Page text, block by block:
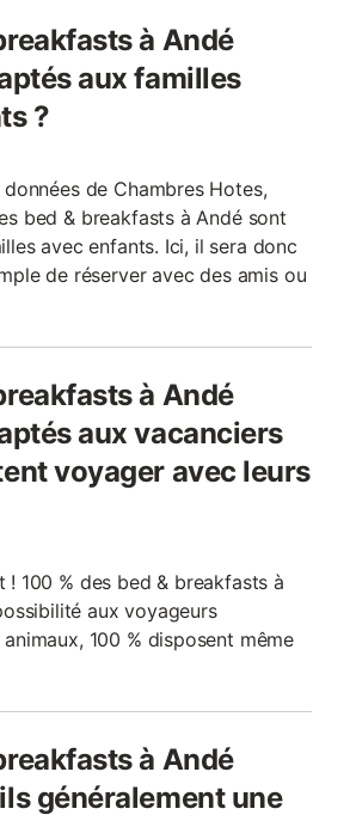
à Andé
aux familles
?
de Chambres Hotes,
bed & breakfasts à Andé sont
avec enfants. Ici, il sera donc
de réserver avec des amis ou
à Andé
aux vacanciers
voyager avec leurs
! 100 % des bed & breakfasts à
aux voyageurs
100 % disposent même
à Andé
généralement une